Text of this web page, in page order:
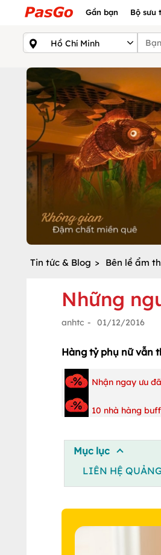
Gần bạn Bộ sưu
Tin tức & Blog > Bên lề ẩm
Những
anhtc - 01/12/2016
Hàng tỷ phụ nữ vẫn
Nhận ngay ưu
10 nhà hàng
Mục lục
LIÊN HỆ